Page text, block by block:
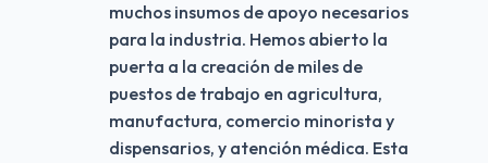
muchos insumos de apoyo necesarios
para la industria. Hemos abierto la
puerta a la creación de miles de
puestos de trabajo en agricultura,
manufactura, comercio minorista y
dispensarios, y atención médica. Esta